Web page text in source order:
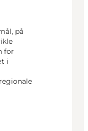
på
for
i